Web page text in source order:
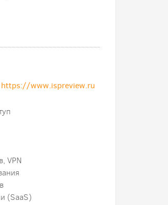
https://www.ispreview.ru
VPN
(SaaS)